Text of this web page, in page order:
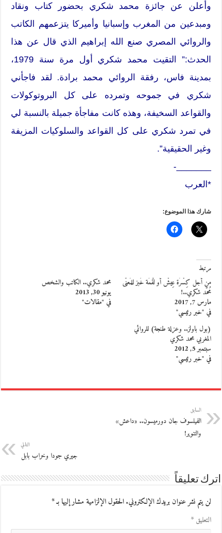
وأعلن عن جائزة محمد شكري بحضور كتاب ونقاد
ومبدعين من المغرب وإسبانيا وأميركا يتزعمهم الكاتب
والروائي المصري صنع الله إبراهيم الذي قال عن هذا
الحدث:” التقيت محمد شكري أول مرة سنة 1979،
بمدينة فاس، رفقة الروائي محمد برادة. لقد فاجأني
شكري في جموحه وتمرده على كل البروتوكولات
والقواعد السخيفة، وهذه كانت مفاجأة جميلة بالنسبة لي
في تمرد شكري على كل القواعد والسلوكيات المزيفة
وغير الحقيقية”.
_______-
*العرب
شارك هذا الموضوع:
مرتبط
من أجل كِسْرَة عِيشْ أو لُقْمُة خُبز للمُعنّى
مُحمّد شكري..!
مارس 7, 2017
في "خبر رئيسي"
محمد شكري.. الكاتب والشخص
يونيو 30, 2013
في "مقالات"
(بول باولز.. وعزلة طنجة) للروائي
المغربي محمد شكري
سبتمبر 5, 2012
في "خبر رئيسي"
السابق
الفيلسوف جان دورميسون.. «داعش»
والتنوير!
التالي
جيري جودا وخراب بابل
اترك تعليقاً
لن يتم نشر عنوان بريدك الإلكتروني.الحقول الإلزامية مشار إليها بـ*
التعليق*